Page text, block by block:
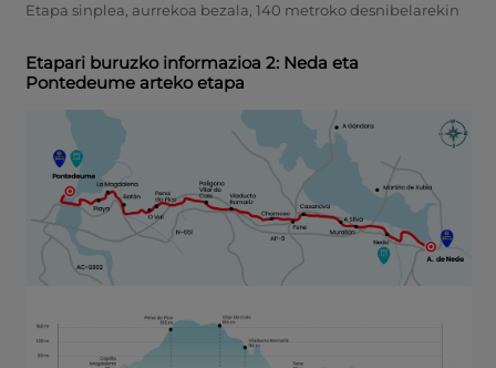
Etapa sinplea, aurrekoa bezala, 140 metroko desnibelarekin
Etapari buruzko informazioa 2: Neda eta
Pontedeume arteko etapa